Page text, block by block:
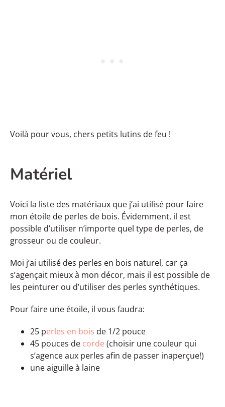
Voilà pour vous, chers petits lutins de feu !
Matériel
Voici la liste des matériaux que j’ai utilisé pour faire
mon étoile de perles de bois. Évidemment, il est
possible d’utiliser n’importe quel type de perles, de
grosseur ou de couleur.
Moi j’ai utilisé des perles en bois naturel, car ça
s’agençait mieux à mon décor, mais il est possible de
les peinturer ou d’utiliser des perles synthétiques.
Pour faire une étoile, il vous faudra:
25 perles en bois de 1/2 pouce
45 pouces de corde (choisir une couleur qui
s’agence aux perles afin de passer inaperçue!)
une aiguille à laine